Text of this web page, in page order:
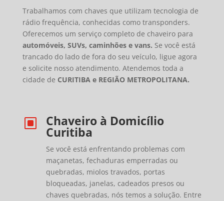
Trabalhamos com chaves que utilizam tecnologia de
rádio frequência, conhecidas como transponders.
Oferecemos um serviço completo de chaveiro para
automóveis, SUVs, caminhões e vans. Se você está
trancado do lado de fora do seu veículo, ligue agora
e solicite nosso atendimento. Atendemos toda a
cidade de CURITIBA e REGIÃO METROPOLITANA.
W Chaveiro à Domicílio
Curitiba
Se você está enfrentando problemas com
maçanetas, fechaduras emperradas ou
quebradas, miolos travados, portas
bloqueadas, janelas, cadeados presos ou
chaves quebradas, nós temos a solução. Entre